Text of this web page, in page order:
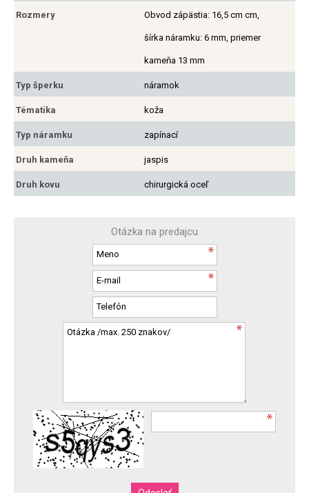
Rozmery Obvod zápästia: 16,5 cm cm,
šírka náramku: 6 mm, priemer
kameňa 13 mm
Typ šperku náramok
Tématika koža
Typ náramku zapínací
Druh kameňa jaspis
Druh kovu chirurgická oceľ
Otázka na predajcu